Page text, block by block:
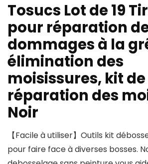
Tosucs Lot de 19
pour réparation
dommages à la
élimination des
moisissures, kit de
réparation des
Noir
【Facile à utiliser】Outils kit
pour faire face à diverses bosses.